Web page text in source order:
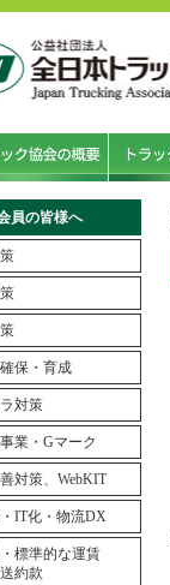
員の皆様へ
保・育成
対策
業・Gマーク
対策、WebKIT
IT化・物流DX
標準的な運賃
約款